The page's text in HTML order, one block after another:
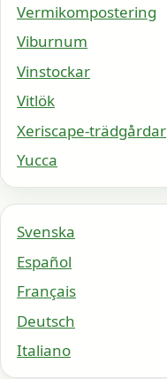
Vermikompostering
Viburnum
Vinstockar
Vitlök
Xeriscape-trädgårdar
Yucca
Svenska
Español
Français
Deutsch
Italiano